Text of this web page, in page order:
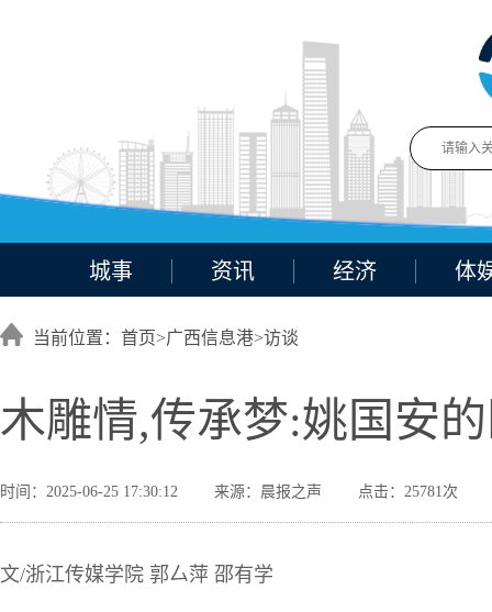
城事 资讯 经济 体
当前位置：首页>广西信息港>访谈
木雕情,传承梦:姚国安
时间：2025-06-25 17:30:12 来源：晨报之声 点击：25781次
文/浙江传媒学院 郭厶萍 邵有学